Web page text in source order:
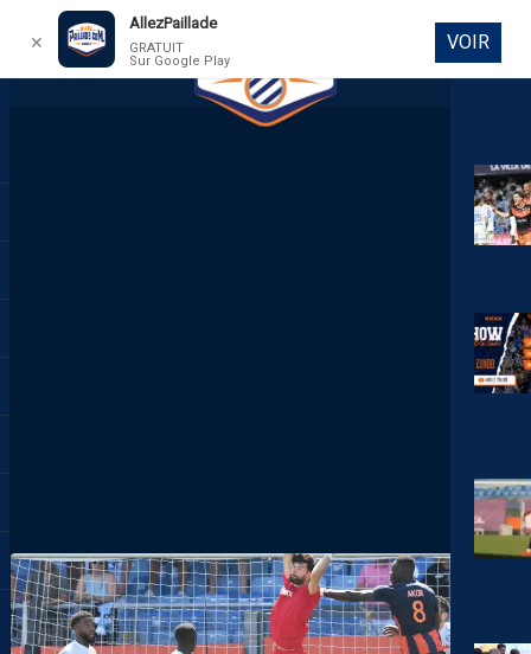
DIRECT
✕
AllezPaillade
GRATUIT
Sur Google Play
VOIR